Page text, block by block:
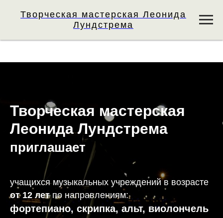
Творческая мастерская Леонида
Лундстрема
Творческая мастерская
Леонида Лундстрема
приглашает
учащихся музыкальных учреждений в возрасте
от 12 летпо направлениям:
фортепиано, скрипка, альт, виолончель